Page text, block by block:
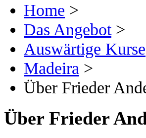
Home >
Das Angebot >
Auswärtige Kurse
Madeira >
Über Frieder
Über Frieder